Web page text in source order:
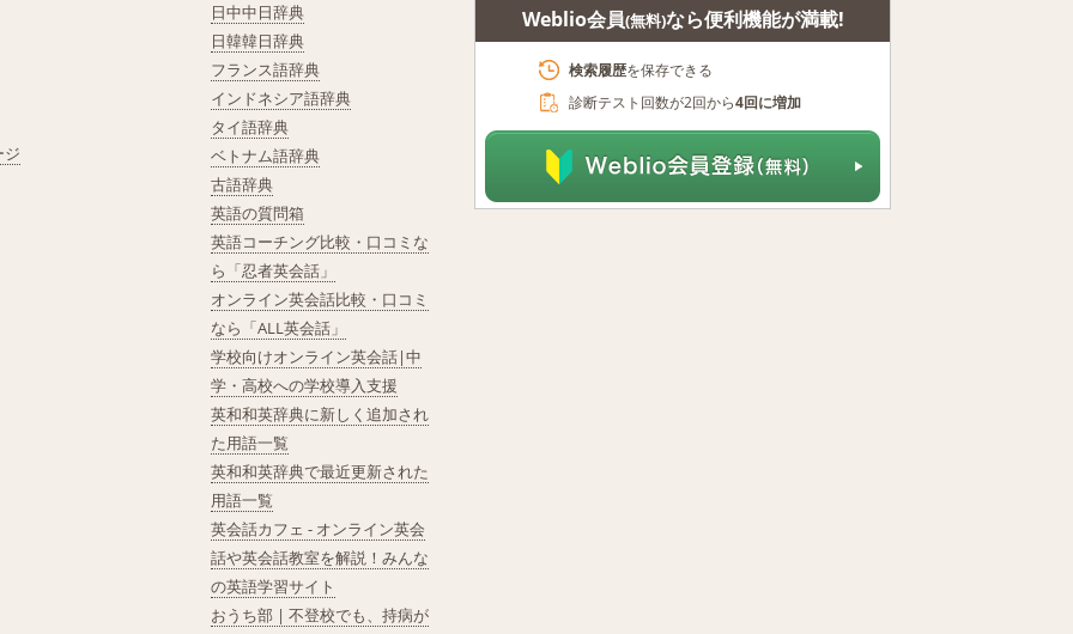
ジ
日中中日辞典
日韓韓日辞典
フランス語辞典
インドネシア語辞典
タイ語辞典
ベトナム語辞典
古語辞典
英語の質問箱
英語コーチング比較・口コミな
ら「忍者英会話」
オンライン英会話比較・口コミ
なら「ALL英会話」
学校向けオンライン英会話|中
学・高校への学校導入支援
英和和英辞典に新しく追加され
た用語一覧
英和和英辞典で最近更新された
用語一覧
英会話カフェ - オンライン英会
話や英会話教室を解説！みんな
の英語学習サイト
おうち部 | 不登校でも、持病が
Weblio会員(無料)なら便利機能が満載!
検索履歴を保存できる
診断テスト回数が2回から4回に増加